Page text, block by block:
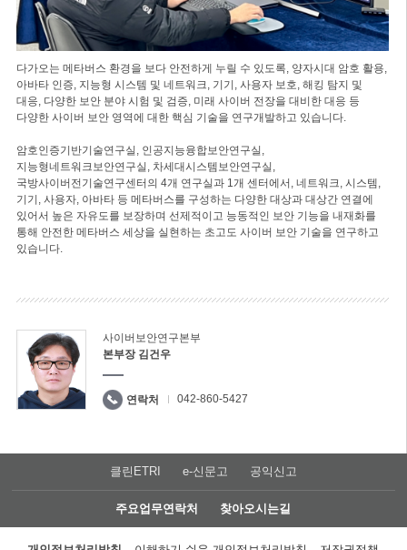
다가오는 메타버스 환경을 보다 안전하게 누릴 수 있도록, 양자시대 암호 활용,
아바타 인증, 지능형 시스템 및 네트워크, 기기, 사용자 보호, 해킹 탐지 및
대응, 다양한 보안 분야 시험 및 검증, 미래 사이버 전장을 대비한 대응 등
다양한 사이버 보안 영역에 대한 핵심 기술을 연구개발하고 있습니다.
암호인증기반기술연구실, 인공지능융합보안연구실,
지능형네트워크보안연구실, 차세대시스템보안연구실,
국방사이버전기술연구센터의 4개 연구실과 1개 센터에서, 네트워크, 시스템,
기기, 사용자, 아바타 등 메타버스를 구성하는 다양한 대상과 대상간 연결에
있어서 높은 자유도를 보장하며 선제적이고 능동적인 보안 기능을 내재화를
통해 안전한 메타버스 세상을 실현하는 초고도 사이버 보안 기술을 연구하고
있습니다.
사이버보안연구본부
본부장 김건우
연락처 042-860-5427
클린ETRI e-신문고 공익신고
주요업무연락처 찾아오시는길